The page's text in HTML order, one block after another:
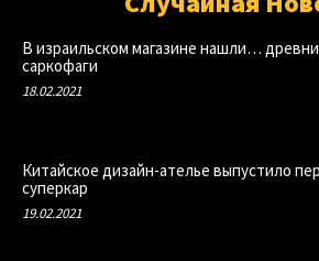
В израильском магазине нашли…
саркофаги
18.02.2021
Китайское дизайн-ателье выпустило
суперкар
19.02.2021